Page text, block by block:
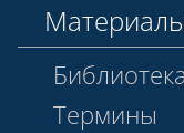
Библиотека
Термины